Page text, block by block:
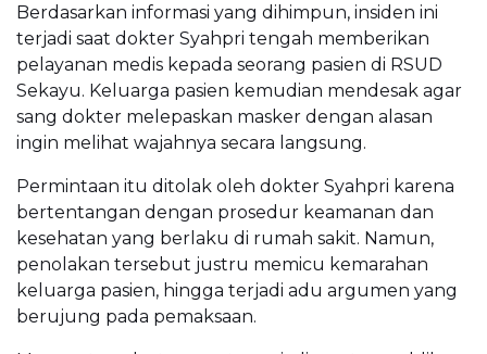
Berdasarkan informasi yang dihimpun, insiden ini
terjadi saat dokter Syahpri tengah memberikan
pelayanan medis kepada seorang pasien di RSUD
Sekayu. Keluarga pasien kemudian mendesak agar
sang dokter melepaskan masker dengan alasan
ingin melihat wajahnya secara langsung.
Permintaan itu ditolak oleh dokter Syahpri karena
bertentangan dengan prosedur keamanan dan
kesehatan yang berlaku di rumah sakit. Namun,
penolakan tersebut justru memicu kemarahan
keluarga pasien, hingga terjadi adu argumen yang
berujung pada pemaksaan.